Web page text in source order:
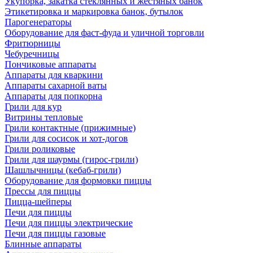
Этикетировка и маркировка банок, бутылок
Парогенераторы
Оборудование для фаст-фуда и уличной торговли
Фритюрницы
Чебуречницы
Пончиковые аппараты
Аппараты для кваркини
Аппараты сахарной ваты
Аппараты для попкорна
Грили для кур
Витрины тепловые
Грили контактные (прижимные)
Грили для сосисок и хот-догов
Грили роликовые
Грили для шаурмы (гирос-грили)
Шашлычницы (кебаб-грили)
Оборудование для формовки пиццы
Прессы для пиццы
Пицца-шейперы
Печи для пиццы
Печи для пиццы электрические
Печи для пиццы газовые
Блинные аппараты